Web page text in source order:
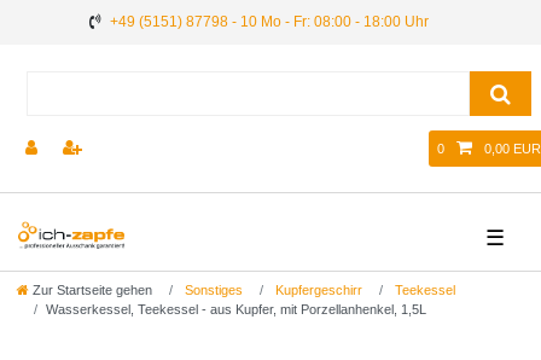
+49 (5151) 87798 - 10 Mo - Fr: 08:00 - 18:00 Uhr
0 0,00 EUR
☰
Zur Startseite gehen Sonstiges Kupfergeschirr
Teekessel
Wasserkessel, Teekessel - aus Kupfer, mit Porzellanhenkel, 1,5L